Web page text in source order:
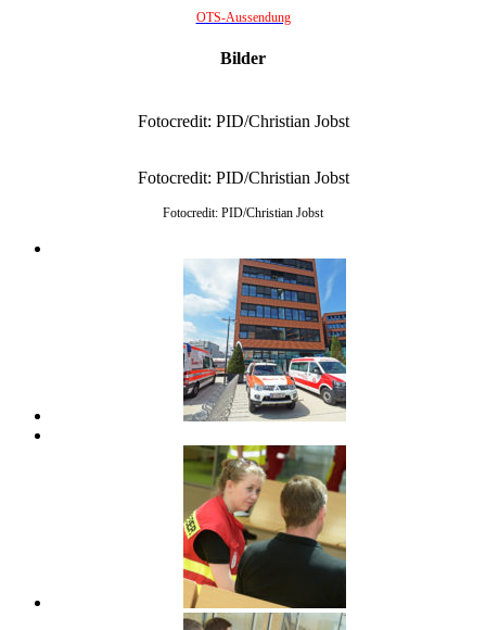
OTS-Aussendung
Bilder
Fotocredit: PID/Christian Jobst
Fotocredit: PID/Christian Jobst
Fotocredit: PID/Christian Jobst